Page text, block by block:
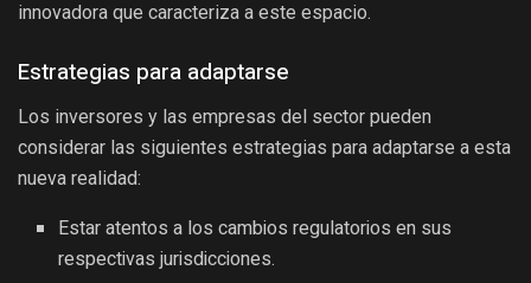
innovadora que caracteriza a este espacio.
Estrategias para adaptarse
Los inversores y las empresas del sector pueden
considerar las siguientes estrategias para adaptarse a esta
nueva realidad:
Estar atentos a los cambios regulatorios en sus
respectivas jurisdicciones.